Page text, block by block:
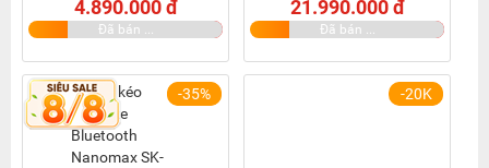
4.890.000 đ
Đã bán ...
21.990.000 đ
Đã bán ...
-35% -20K